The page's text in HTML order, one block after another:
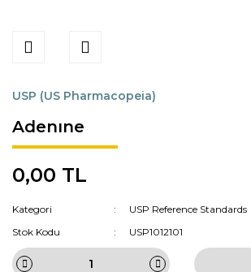
USP (US Pharmacopeia)
Adenıne
0,00 TL
Kategori
USP Reference Standards
Stok Kodu
USP1012101